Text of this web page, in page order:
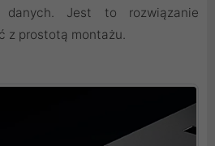
danych. Jest to rozwiązanie
z prostotą montażu.